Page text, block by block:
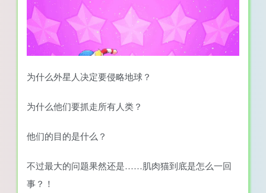
为什么外星人决定要侵略地球？
为什么他们要抓走所有人类？
他们的目的是什么？
不过最大的问题果然还是……肌肉猫到底是怎么一回
事？！